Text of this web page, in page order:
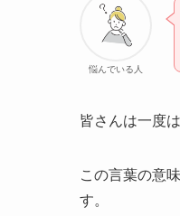
悩んでいる人
皆さんは一度
この言葉の意
す。